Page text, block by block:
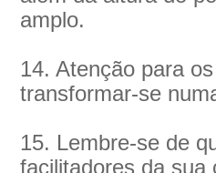
amplo.
14. Atenção para
transformar-se
15. Lembre-se de
facilitadores da sua